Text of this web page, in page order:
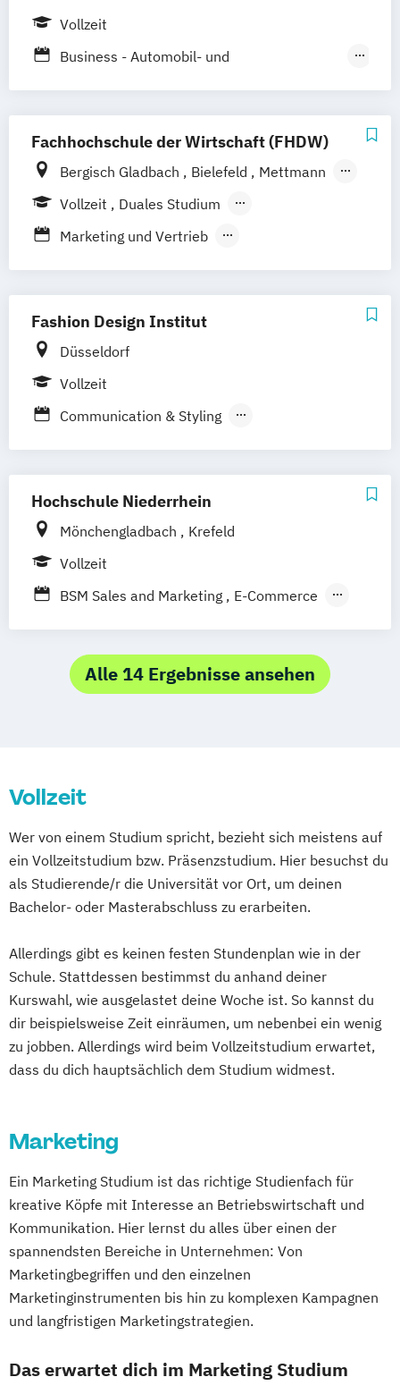
Vollzeit
Business - Automobil- und
Lifestyle- und Markenmanagement
Fitness- und Eventmanagement
Business - Tourismus- und
Freizeitmanagement
Wirtschaftspsychologie
Fachhochschule der Wirtschaft (FHDW)
Bergisch Gladbach Bielefeld
Mettmann
Paderborn
Marburg
Vollzeit
Duales Studium
Berufsbegleitendes Präsenzstudium
Marketing und Vertrieb
Vertriebsmanagement
Fashion Design Institut
Düsseldorf
Vollzeit
Communication & Styling
Hochschule Niederrhein
Mönchengladbach
Krefeld
Vollzeit
BSM Sales and Marketing
E-Commerce
Alle 14 Ergebnisse ansehen
Vollzeit
Wer von einem Studium spricht, bezieht sich meistens auf
ein Vollzeitstudium bzw. Präsenzstudium. Hier besuchst du
als Studierende/r die Universität vor Ort, um deinen
Bachelor- oder Masterabschluss zu erarbeiten.
Allerdings gibt es keinen festen Stundenplan wie in der
Schule. Stattdessen bestimmst du anhand deiner
Kurswahl, wie ausgelastet deine Woche ist. So kannst du
dir beispielsweise Zeit einräumen, um nebenbei ein wenig
zu jobben. Allerdings wird beim Vollzeitstudium erwartet,
dass du dich hauptsächlich dem Studium widmest.
Marketing
Ein Marketing Studium ist das richtige Studienfach für
kreative Köpfe mit Interesse an Betriebswirtschaft und
Kommunikation. Hier lernst du alles über einen der
spannendsten Bereiche in Unternehmen: Von
Marketingbegriffen und den einzelnen
Marketinginstrumenten bis hin zu komplexen Kampagnen
und langfristigen Marketingstrategien.
Das erwartet dich im Marketing Studium